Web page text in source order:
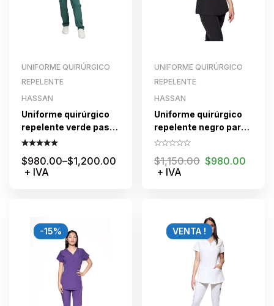
UNIFORME QUIRÚRGICO
REPELENTE
HASSAN
Uniforme quirúrgico
repelente verde pasto
para dama
$980.00–$1,200.00
+ IVA
UNIFORME QUIRÚRGICO
REPELENTE
HASSAN
Uniforme quirúrgico
repelente negro para
dama con cierre
$1,150.00 $980.00
+ IVA
-15% VENTA !